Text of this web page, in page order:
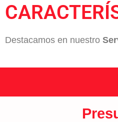
Destacamos en nuestro